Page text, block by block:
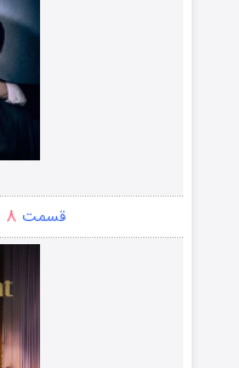
قسمت ۸ (زیرنویس)